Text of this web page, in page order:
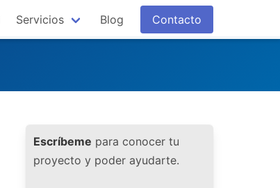
Servicios Blog Contacto
Escríbeme para conocer tu
proyecto y poder ayudarte.